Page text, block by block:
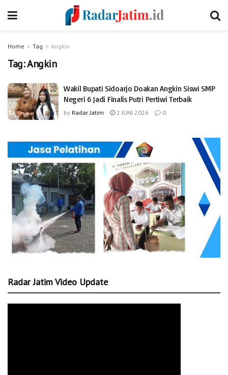
Home Tag Angkin
Tag:Angkin
Wakil Bupati Sidoarjo Doakan Angkin Siswi SMP
Negeri 6 Jadi Finalis Putri Pertiwi Terbaik
by Radar Jatim 2 JUNI 2026 0
Radar Jatim Video Update